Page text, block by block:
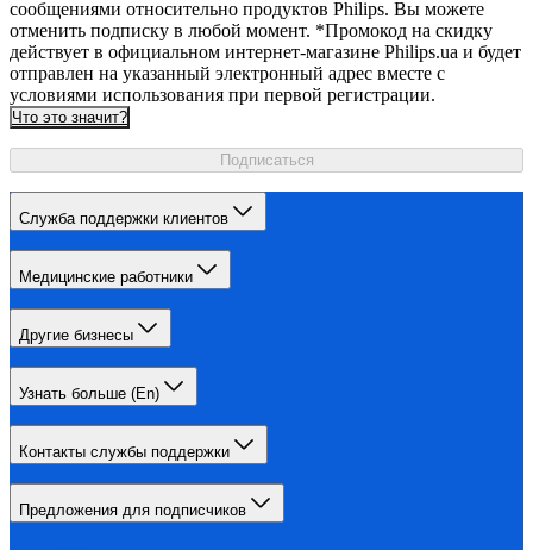
сообщениями относительно продуктов Philips. Вы можете
отменить подписку в любой момент. *Промокод на скидку
действует в официальном интернет-магазине Philips.ua и будет
отправлен на указанный электронный адрес вместе с
условиями использования при первой регистрации.
Что это значит?
Подписаться
Служба поддержки клиентов
Медицинские работники
Другие бизнесы
Узнать больше (En)
Контакты службы поддержки
Предложения для подписчиков